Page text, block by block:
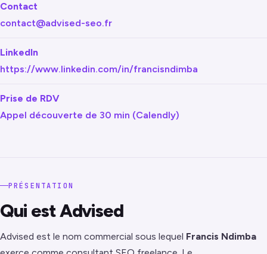
Contact
contact@advised-seo.fr
LinkedIn
https://www.linkedin.com/in/francisndimba
Prise de RDV
Appel découverte de 30 min (Calendly)
PRÉSENTATION
Qui est Advised
Advised est le nom commercial sous lequel Francis Ndimba